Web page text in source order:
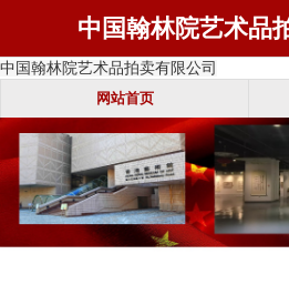
中国翰林院艺术品
中国翰林院艺术品拍卖有限公司
网站首页